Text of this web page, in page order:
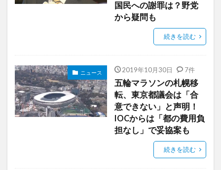
国民への謝罪は？野党
から疑問も
続きを読む
ニュース 2019年10月30日 7件
五輪マラソンの札幌移
転、東京都議会は「合
意できない」と声明！
IOCからは「都の費用負
担なし」で妥協案も
続きを読む